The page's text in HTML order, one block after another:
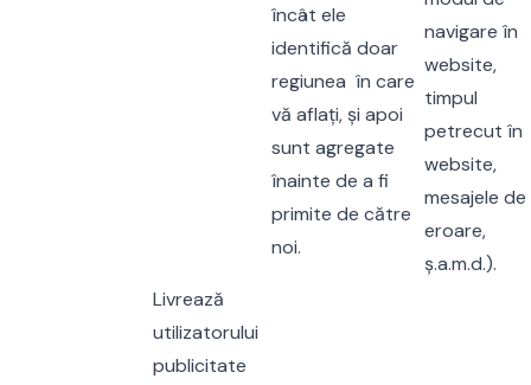
încât ele
identifică doar
regiunea în care
vă aflați, și apoi
sunt agregate
înainte de a fi
primite de către
noi.
navigare în
website,
timpul
petrecut în
website,
mesajele de
eroare,
ș.a.m.d.).
Livrează
utilizatorului
publicitate